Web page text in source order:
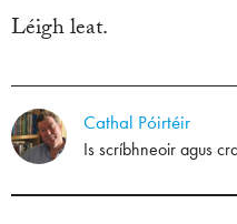
Léigh leat.
Cathal Póirtéir
Is scríbhneoir agus